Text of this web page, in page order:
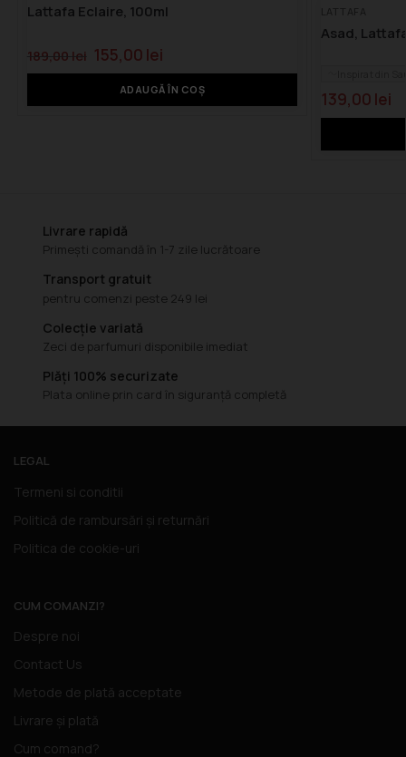
Lattafa Eclaire, 100ml
189,00 lei 155,00 lei
ADAUGĂ ÎN COȘ
Asad,
139,00 lei
Livrare rapidă
Primești comandă în 1-7 zile lucrătoare
Transport gratuit
pentru comenzi peste 249 lei
Colecție variată
Zeci de parfumuri disponibile imediat
Plăți 100% securizate
Plata online prin card în siguranță completă
LEGAL
Termeni si conditii
Politică de rambursări și returnări
Politica de cookie-uri
CUM COMANZI?
Despre noi
Contact Us
Metode de plată acceptate
Livrare și plată
Cum comand?